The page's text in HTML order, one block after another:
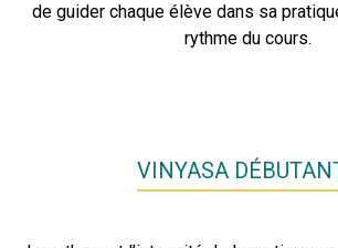
de guider chaque élève dans sa
rythme du cours.
VINYASA